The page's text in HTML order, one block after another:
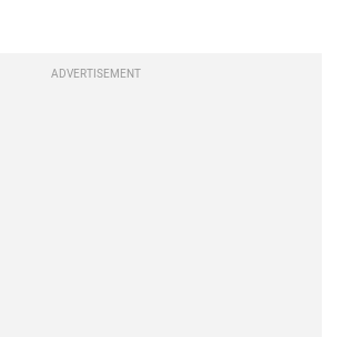
ADVERTISEMENT